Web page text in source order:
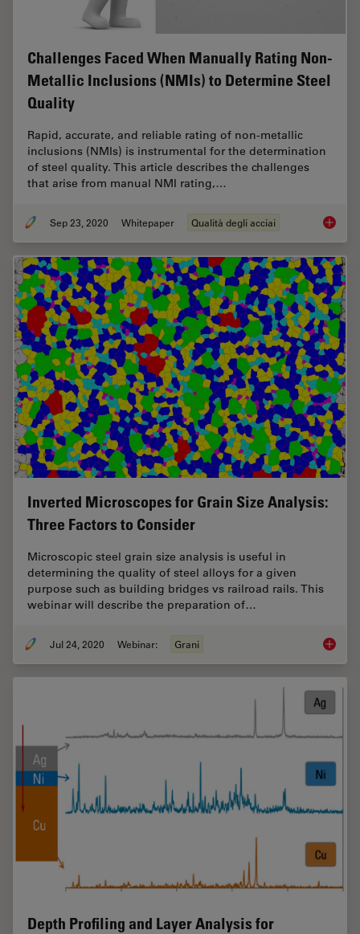
Challenges Faced When Manually Rating Non-
Metallic Inclusions (NMIs) to Determine Steel
Quality
Rapid, accurate, and reliable rating of non-metallic
inclusions (NMIs) is instrumental for the determination
of steel quality. This article describes the challenges
that arise from manual NMI rating,…
Sep 23, 2020 Whitepaper Qualità degli acciai
Inverted Microscopes for Grain Size Analysis:
Three Factors to Consider
Microscopic steel grain size analysis is useful in
determining the quality of steel alloys for a given
purpose such as building bridges vs railroad rails. This
webinar will describe the preparation of…
Jul 24, 2020 Webinar: Grani
Depth Profiling and Layer Analysis for